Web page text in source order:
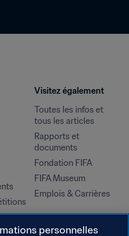
contre
Visitez également
Toutes les infos et
tous les articles
Rapports et
documents
Fondation FIFA
FIFA Museum
Emplois & Carrières
personnelles